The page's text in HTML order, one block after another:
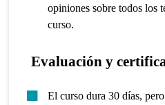
opiniones sobre todos los
curso.
Evaluación y
El curso dura 30 días,